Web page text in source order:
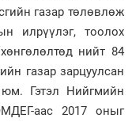
газар төлөвлөж
илрүүлэг, тоолох
нийт 84
газар зарцуулсан
Гэтэл Нийгмийн
аас 2017 оныг